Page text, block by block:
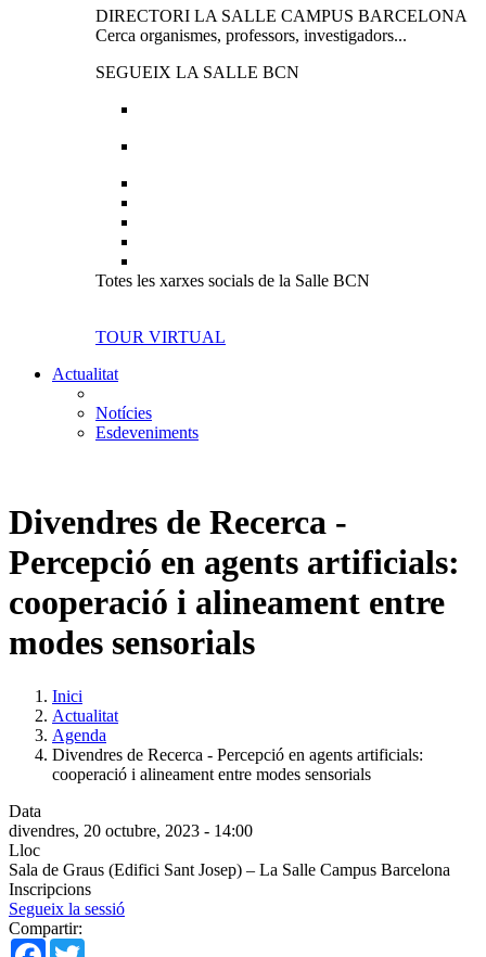
DIRECTORI LA SALLE CAMPUS BARCELONA
Cerca organismes, professors, investigadors...
SEGUEIX LA SALLE BCN
Totes les xarxes socials de la Salle BCN
TOUR VIRTUAL
Actualitat
Notícies
Esdeveniments
Divendres de Recerca -
Percepció en agents artificials:
cooperació i alineament entre
modes sensorials
Inici
Actualitat
Agenda
Divendres de Recerca - Percepció en agents artificials:
cooperació i alineament entre modes sensorials
Data
divendres, 20 octubre, 2023 - 14:00
Lloc
Sala de Graus (Edifici Sant Josep) – La Salle Campus Barcelona
Inscripcions
Segueix la sessió
Compartir:
Facebook